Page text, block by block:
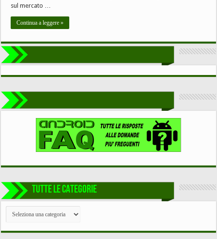
sul mercato …
Continua a leggere »
TUTTE LE CATEGORIE
TUTTE
CATEGORIE